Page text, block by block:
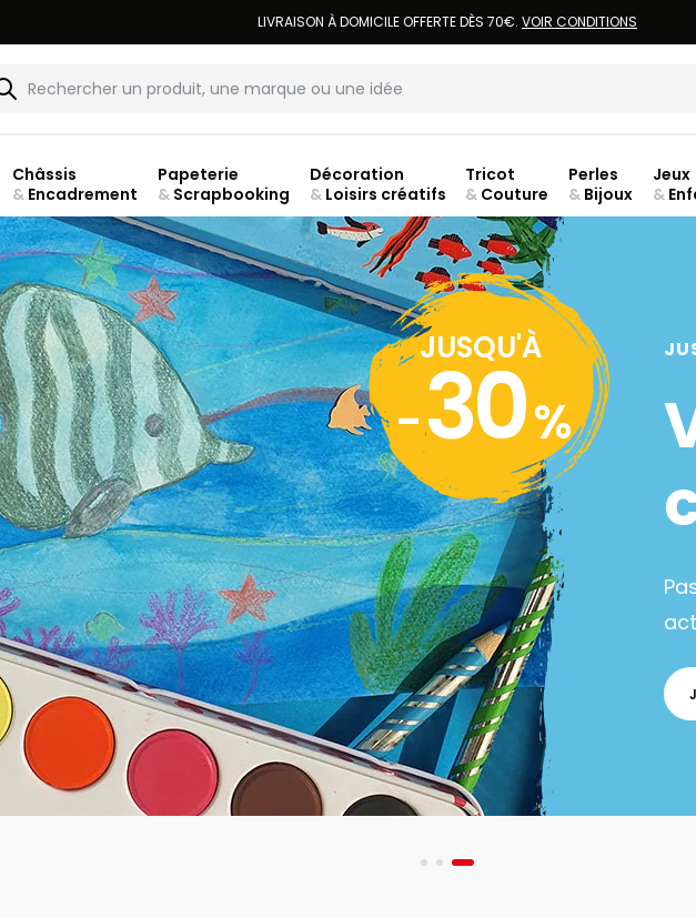
LIVRAISON À DOMICILE OFFERTE DÈS 70€. VOIR CONDITIONS
Châssis
&Encadrement
Papeterie
&Scrapbooking
Décoration
&Loisirs créatifs
Tricot
& Couture
Perles
& Bijoux
Jeux
&
JUSQU'À
-30%